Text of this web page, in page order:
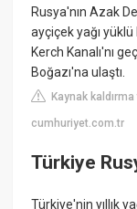
Rusya'nın Azak
ayçiçek yağı
Kerch Kanalı'nı
Boğazı'na ulaştı.
Kaynak
cumhuriyet.com.tr
Türkiye
Türkiye'nin yıllık